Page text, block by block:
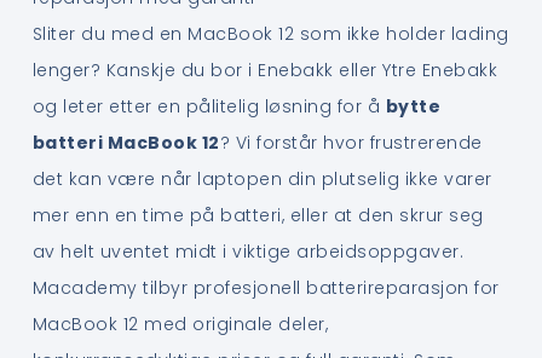
Sliter du med en MacBook 12 som ikke holder lading
lenger? Kanskje du bor i Enebakk eller Ytre Enebakk
og leter etter en pålitelig løsning for å bytte
batteri MacBook 12? Vi forstår hvor frustrerende
det kan være når laptopen din plutselig ikke varer
mer enn en time på batteri, eller at den skrur seg
av helt uventet midt i viktige arbeidsoppgaver.
Macademy tilbyr profesjonell batterireparasjon for
MacBook 12 med originale deler,